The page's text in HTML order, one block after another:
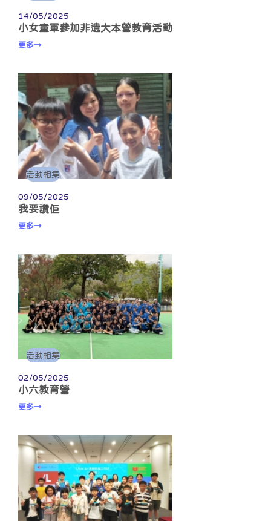
14/05/2025
小女童軍參加非遺大本營教育活動
更多
活動相集
09/05/2025
我要讚佢
更多
活動相集
02/05/2025
小六教育營
更多